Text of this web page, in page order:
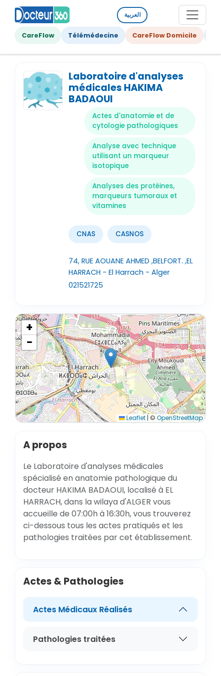
العربية
CareFlow Télémédecine CareFlow Domicile
Laboratoire d'analyses
médicales HAKIMA
BADAOUI
Actes d'anatomie et de
cytologie pathologiques
Analyse avec technique
utilisant un marqueur
isotopique
Analyses des protéines,
marqueurs tumoraux et
vitamines
CNAS CASNOS
74, RUE AOUANE AHMED ,BELFORT. ,EL
HARRACH - El Harrach - Alger
021521725
+
−
Leaflet | ©OpenStreetMap
A propos
Le Laboratoire d'analyses médicales
spécialisé en anatomie pathologique du
docteur HAKIMA BADAOUI, localisé à EL
HARRACH, dans la wilaya d'ALGER vous
accueille de 07:00h à 16:30h, vous trouverez
ci-dessous tous les actes pratiqués et les
pathologies traitées par cet établissement.
Actes & Pathologies
Actes Médicaux Réalisés
Pathologies traitées